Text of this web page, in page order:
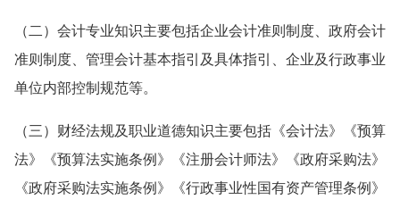
（二）会计专业知识主要包括企业会计准则制度、政府会计
准则制度、管理会计基本指引及具体指引、企业及行政事业
单位内部控制规范等。
（三）财经法规及职业道德知识主要包括《会计法》《预算
法》《预算法实施条例》《注册会计师法》《政府采购法》
《政府采购法实施条例》《行政事业性国有资产管理条例》